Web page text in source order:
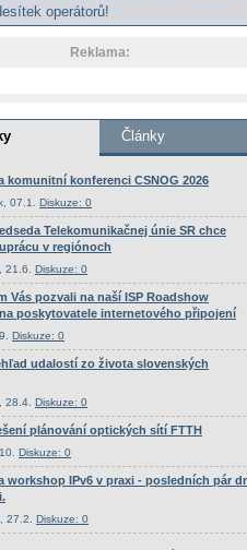
operátorů!
Reklama: